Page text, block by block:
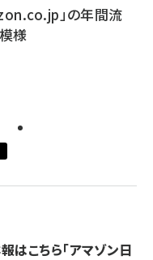
」の年間流
様
こちら「アマゾン日